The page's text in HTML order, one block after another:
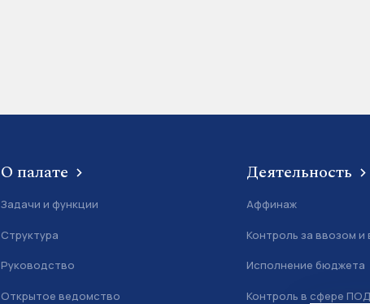
О палате
Задачи и функции
Структура
Руководство
Открытое ведомство
Деятельность
Аффинаж
Контроль за ввозом и
Исполнение бюджета
Контроль в сфере